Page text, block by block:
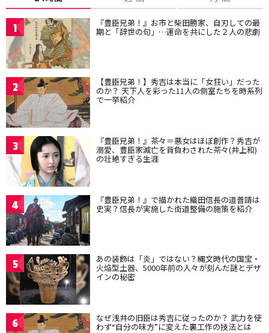
1 『豊臣兄弟！』お市と柴田勝家、自刃しての最
期と「辞世の句」…運命を共にした２人の悲劇
2 【豊臣兄弟！】秀吉は本当に「女狂い」だった
のか？ 天下人を彩った11人の側室たちを時系列
で一挙紹介
3 『豊臣兄弟！』茶々＝悪女はほぼ創作？秀吉が
溺愛、豊臣家滅亡を背負わされた茶々(井上和)
の壮絶すぎる生涯
4 『豊臣兄弟！』で描かれた織田信長の道普請は
史実？信長が実施した街道整備の施策を紹介
5 あの装飾は「炎」ではない？縄文時代の国宝・
火焔型土器、5000年前の人々が刻んだ謎とデザ
インの秘密
6 なぜ浅井の旧臣は秀吉に従ったのか？ 武力を使
わず“自分の味方”に変えた裏工作の技法とは